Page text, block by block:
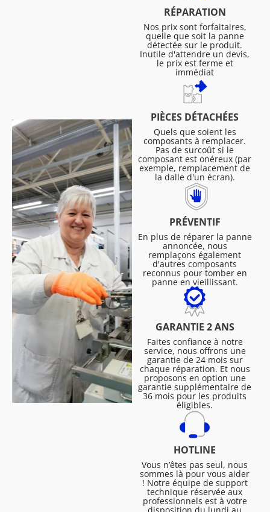
RÉPARATION
Nos prix sont forfaitaires,
quelle que soit la panne
détectée sur le produit.
Inutile d'attendre un devis,
le prix est ferme et
immédiat
PIÈCES DÉTACHÉES
Quels que soient les
composants à remplacer.
Pas de surcoût si le
composant est onéreux (par
exemple, remplacement de
la dalle d'un écran).
PRÉVENTIF
En plus de réparer la panne
annoncée, nous
remplaçons également
d'autres composants
reconnus pour tomber en
panne en vieillissant.
GARANTIE 2 ANS
Faites confiance à notre
service, nous offrons une
garantie de 24 mois sur
chaque réparation. Et nous
proposons en option une
garantie supplémentaire de
36 mois pour les produits
éligibles.
HOTLINE
Vous n’êtes pas seul, nous
sommes là pour vous aider
! Notre équipe de support
technique réservée aux
professionnels est à votre